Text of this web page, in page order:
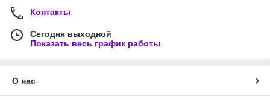
Контакты
Сегодня выходной
Показать весь график работы
О нас